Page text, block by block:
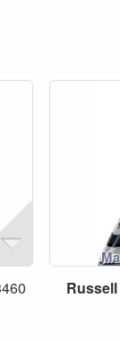
Russell